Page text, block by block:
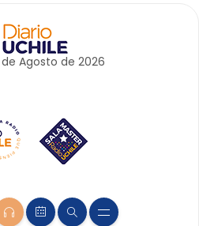
Agosto de 2026